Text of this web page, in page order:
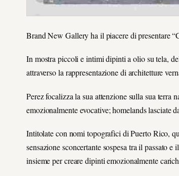
Brand New Gallery ha il piacere di presentare
In mostra piccoli e intimi dipinti a olio su tela,
attraverso la rappresentazione di architetture
Perez focalizza la sua attenzione sulla sua terra
emozionalmente evocative; homelands
Intitolate con nomi topografici di Puerto Rico,
sensazione sconcertante sospesa tra il passato
insieme per creare dipinti emozionalmente